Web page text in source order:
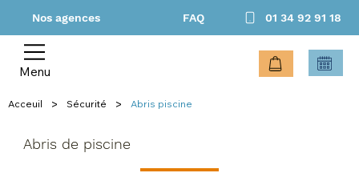
Nos agences FAQ 01 34 92 91 18
Menu
Acceuil > Sécurité > Abris piscine
Abris de piscine